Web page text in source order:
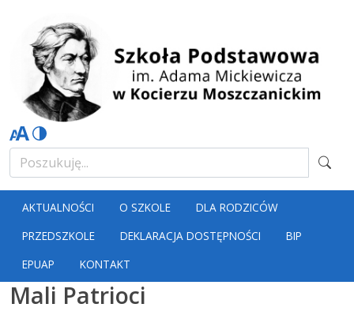
AKTUALNOŚCI O SZKOLE
DLA RODZICÓW
PRZEDSZKOLE
DEKLARACJA DOSTĘPNOŚCI
BIP
EPUAP
KONTAKT
Mali Patrioci